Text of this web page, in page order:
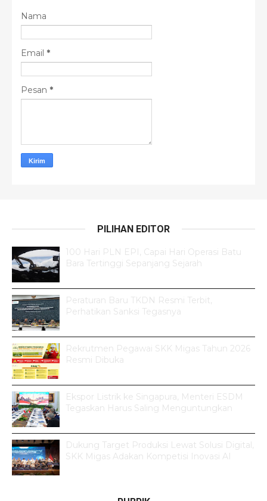
Nama
Email *
Pesan *
PILIHAN EDITOR
100 Hari PLN EPI, Capai Hari Operasi Batu
Bara Tertinggi Sepanjang Sejarah
Peraturan Baru TKDN Resmi Terbit,
Perhatikan Sanksi Tegasnya
Rekrutmen Pegawai SKK Migas Tahun 2026
Resmi Dibuka
Ekspor Listrik ke Singapura, Menteri ESDM
Tegaskan Harus Saling Menguntungkan
Dukung Target Produksi Lewat Solusi Digital,
SKK Migas Adakan Kompetisi Inovasi AI